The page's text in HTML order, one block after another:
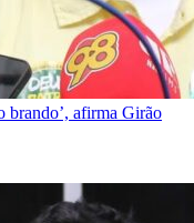
brando’, afirma Girão